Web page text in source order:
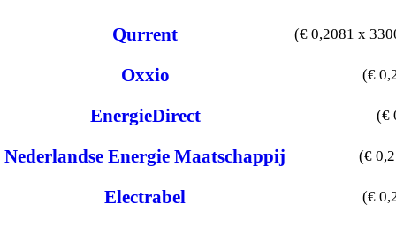
Qurrent (€ 0,2081 x
Oxxio (€
EnergieDirect (€
Nederlandse Energie Maatschappij (€
Electrabel (€